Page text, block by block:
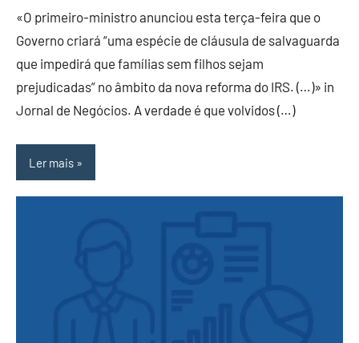
«O primeiro-ministro anunciou esta terça-feira que o
Governo criará “uma espécie de cláusula de salvaguarda
que impedirá que famílias sem filhos sejam
prejudicadas” no âmbito da nova reforma do IRS. (…)» in
Jornal de Negócios. A verdade é que volvidos (…)
Ler mais